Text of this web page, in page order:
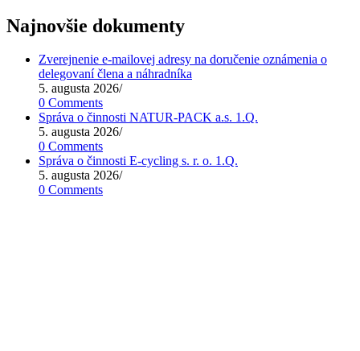
Najnovšie dokumenty
Zverejnenie e-mailovej adresy na doručenie oznámenia o
delegovaní člena a náhradníka
5. augusta 2026/
0 Comments
Správa o činnosti NATUR-PACK a.s. 1.Q.
5. augusta 2026/
0 Comments
Správa o činnosti E-cycling s. r. o. 1.Q.
5. augusta 2026/
0 Comments